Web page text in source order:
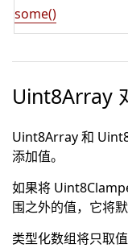
some()
Uint8Array
Uint8Array 和
添加值。
如果将
围之外的值，它将
类型化数组将只取值